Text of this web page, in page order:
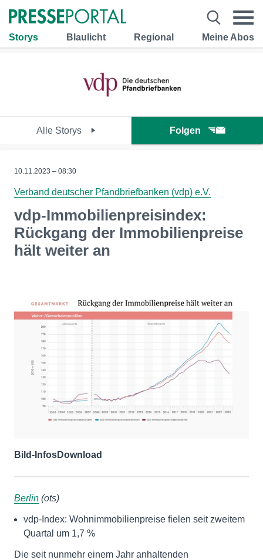
Storys Blaulicht Regional Meine Abos
Alle Storys Folgen
10.11.2023 – 08:30
Verband deutscher Pfandbriefbanken (vdp) e.V.
vdp-Immobilienpreisindex:
Rückgang der Immobilienpreise
hält weiter an
Bild-InfosDownload
Berlin (ots)
vdp-Index: Wohnimmobilienpreise fielen seit zweitem
Quartal um 1,7 %
Die seit nunmehr einem Jahr anhaltenden